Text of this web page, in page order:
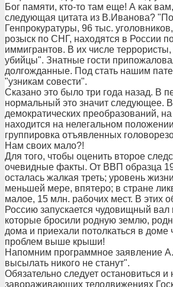
Бог памяти, кто-то там еще! А как
следующая цитата из В.Иванова?
Генпрокуратуры, 96 тыс.
розыск по СНГ, находятся в России
иммигрантов. В их числе
убийцы". Знатные гости
долгожданные. Под стать нашим
"узникам совести".
Сказано это было три года назад. В
нормальный это значит следующее. В
демократических преобразований,
находится на нелегальном
группировка отъявленных
Нам своих мало?!
Для того, чтобы оценить второе
очевидные факты. От ВВП образца
осталась жалкая треть; уровень
меньшей мере, впятеро; в стране
малое, 15 млн. рабочих мест. В этих
Россию запускается чудовищный вал
которые бросили родную землю,
дома и приехали потолкаться в доме
проблем выше крыши!
Напомним программное заявление
высылать никого не станут".
Обязательно следует остановиться и
завораживающих телодвижениях